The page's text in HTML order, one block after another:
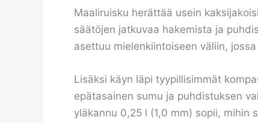
Maaliruisku herättää usein
säätöjen jatkuvaa hakemista ja
asettuu mielenkiintoiseen väliin,
Lisäksi käyn läpi tyypillisimmät
epätasainen sumu ja puhdistuksen
yläkannu 0,25 l (1,0 mm) sopii, mihin